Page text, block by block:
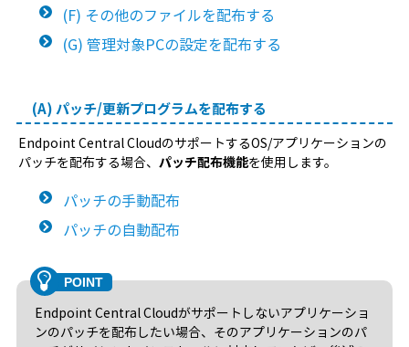
(F) その他のファイルを配布する
(G) 管理対象PCの設定を配布する
(A) パッチ/更新プログラムを配布する
Endpoint Central CloudのサポートするOS/アプリケーションの
パッチを配布する場合、 パッチ配布機能を使用します。
パッチの手動配布
パッチの自動配布
Endpoint Central Cloudがサポートしないアプリケーショ
ンのパッチを配布したい場合、そのアプリケーションのパ